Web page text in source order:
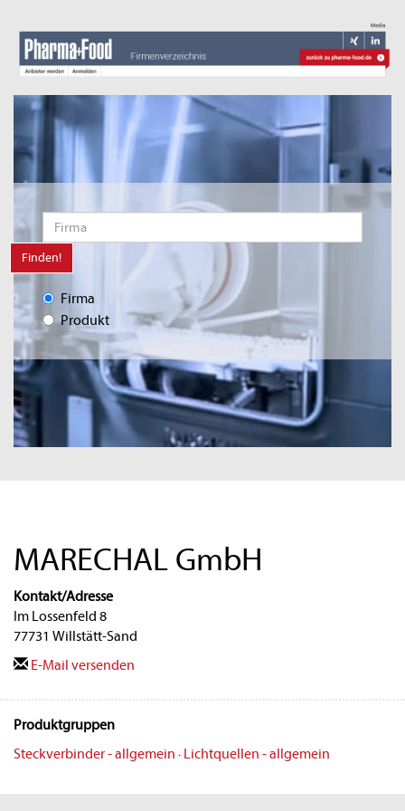
Finden!
Firma
Produkt
MARECHAL GmbH
Kontakt/Adresse
Im Lossenfeld 8
77731 Willstätt-Sand
E-Mail versenden
Produktgruppen
Steckverbinder - allgemein · Lichtquellen - allgemein